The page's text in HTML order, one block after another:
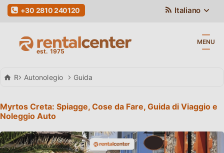
Italiano
+30 2810 240120
MENU
Rental Center Crete
Autonolegio Guida
Myrtos Creta: Spiagge, Cose da Fare, Guida di Viaggio e
Noleggio Auto